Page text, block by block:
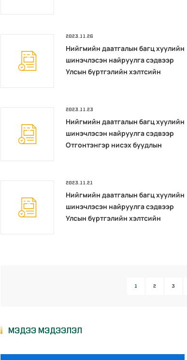
2023.11.26
Нийгмийн даатгалын багц хуулийн
шинэчлэсэн найруулга сэдвээр
Улсын бүртгэлийн хэлтсийн
2023.11.23
Нийгмийн даатгалын багц хуулийн
шинэчлэсэн найруулга сэдвээр
Отгонтэнгэр нисэх буудлын
2023.11.21
Нийгмийн даатгалын багц хуулийн
шинэчлэсэн найруулга сэдвээр
Улсын бүртгэлийн хэлтсийн
1 2 3
МЭДЭЭ МЭДЭЭЛЭЛ